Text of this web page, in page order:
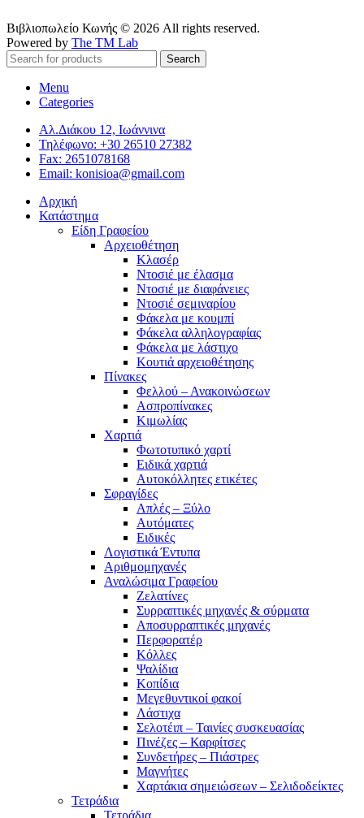
Βιβλιοπωλείο Κωνής © 2026 All rights reserved.
Powered by The TM Lab
Search
Menu
Categories
Αλ.Διάκου 12, Ιωάννινα
Τηλέφωνο: +30 26510 27382
Fax: 2651078168
Email: konisioa@gmail.com
Αρχική
Κατάστημα
Είδη Γραφείου
Αρχειοθέτηση
Κλασέρ
Ντοσιέ με έλασμα
Ντοσιέ με διαφάνειες
Ντοσιέ σεμιναρίου
Φάκελα με κουμπί
Φάκελα αλληλογραφίας
Φάκελα με λάστιχο
Κουτιά αρχειοθέτησης
Πίνακες
Φελλού – Ανακοινώσεων
Ασπροπίνακες
Κιμωλίας
Χαρτιά
Φωτοτυπικό χαρτί
Ειδικά χαρτιά
Αυτοκόλλητες ετικέτες
Σφραγίδες
Απλές – Ξύλο
Αυτόματες
Ειδικές
Λογιστικά Έντυπα
Αριθμομηχανές
Αναλώσιμα Γραφείου
Ζελατίνες
Συρραπτικές μηχανές & σύρματα
Αποσυρραπτικές μηχανές
Περφορατέρ
Κόλλες
Ψαλίδια
Κοπίδια
Μεγεθυντικοί φακοί
Λάστιχα
Σελοτέιπ – Ταινίες συσκευασίας
Πινέζες – Καρφίτσες
Συνδετήρες – Πιάστρες
Μαγνήτες
Χαρτάκια σημειώσεων – Σελιδοδείκτες
Τετράδια
Τετράδια